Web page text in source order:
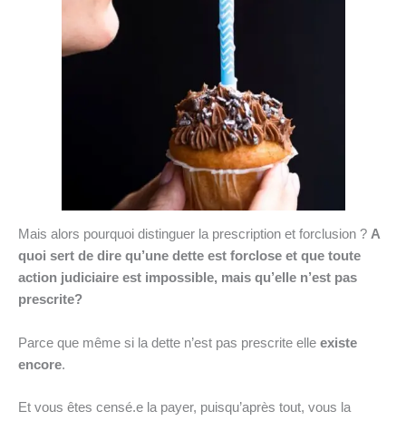
Mais alors pourquoi distinguer la prescription et forclusion ? A
quoi sert de dire qu’une dette est forclose et que toute
action judiciaire est impossible, mais qu’elle n’est pas
prescrite?
Parce que même si la dette n’est pas prescrite elle existe
encore.
Et vous êtes censé.e la payer, puisqu’après tout, vous la